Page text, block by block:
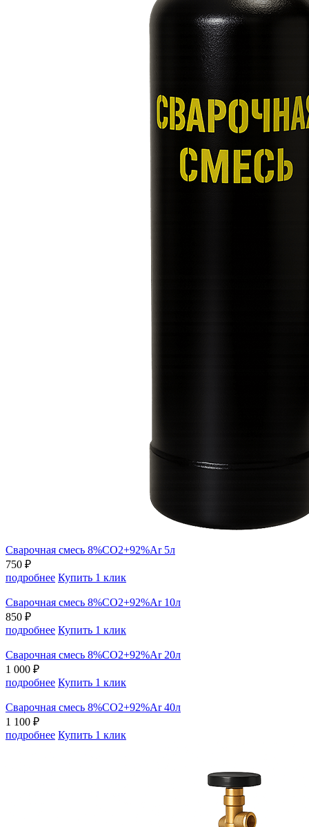
Сварочная смесь 8%СО2+92%Ar 5л
750 ₽
подробнее Купить 1 клик
Сварочная смесь 8%СО2+92%Ar 10л
850 ₽
подробнее Купить 1 клик
Сварочная смесь 8%СО2+92%Ar 20л
1 000 ₽
подробнее Купить 1 клик
Сварочная смесь 8%СО2+92%Ar 40л
1 100 ₽
подробнее Купить 1 клик